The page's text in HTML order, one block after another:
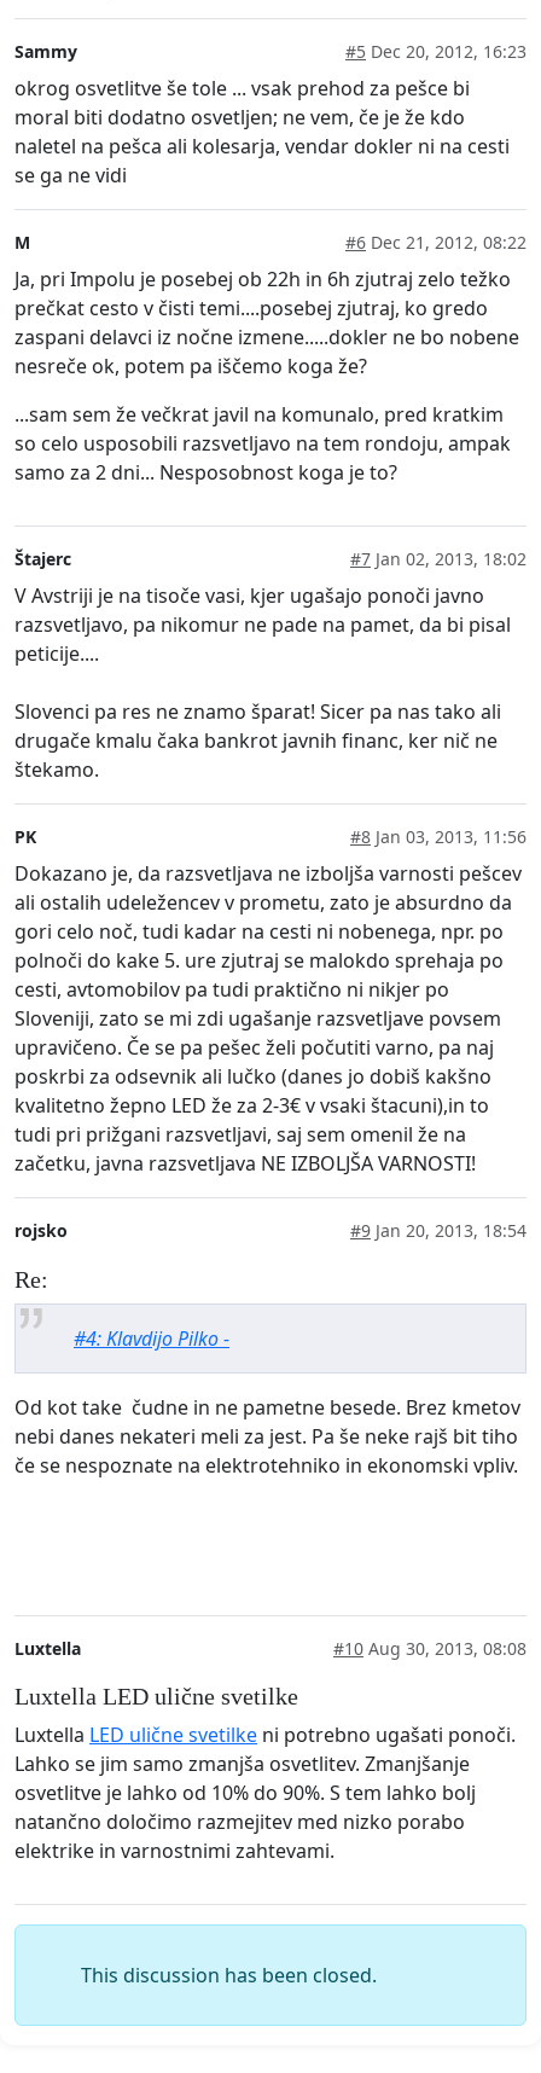
Sammy #5 Dec 20, 2012, 16:23
okrog osvetlitve še tole ... vsak prehod za pešce bi
moral biti dodatno osvetljen; ne vem, če je že kdo
naletel na pešca ali kolesarja, vendar dokler ni na cesti
se ga ne vidi
M #6 Dec 21, 2012, 08:22
Ja, pri Impolu je posebej ob 22h in 6h zjutraj zelo težko
prečkat cesto v čisti temi....posebej zjutraj, ko gredo
zaspani delavci iz nočne izmene.....dokler ne bo nobene
nesreče ok, potem pa iščemo koga že?
...sam sem že večkrat javil na komunalo, pred kratkim
so celo usposobili razsvetljavo na tem rondoju, ampak
samo za 2 dni... Nesposobnost koga je to?
Štajerc #7 Jan 02, 2013, 18:02
V Avstriji je na tisoče vasi, kjer ugašajo ponoči javno
razsvetljavo, pa nikomur ne pade na pamet, da bi pisal
peticije....
Slovenci pa res ne znamo šparat! Sicer pa nas tako ali
drugače kmalu čaka bankrot javnih financ, ker nič ne
štekamo.
PK #8 Jan 03, 2013, 11:56
Dokazano je, da razsvetljava ne izboljša varnosti pešcev
ali ostalih udeležencev v prometu, zato je absurdno da
gori celo noč, tudi kadar na cesti ni nobenega, npr. po
polnoči do kake 5. ure zjutraj se malokdo sprehaja po
cesti, avtomobilov pa tudi praktično ni nikjer po
Sloveniji, zato se mi zdi ugašanje razsvetljave povsem
upravičeno. Če se pa pešec želi počutiti varno, pa naj
poskrbi za odsevnik ali lučko (danes jo dobiš kakšno
kvalitetno žepno LED že za 2-3€ v vsaki štacuni),in to
tudi pri prižgani razsvetljavi, saj sem omenil že na
začetku, javna razsvetljava NE IZBOLJŠA VARNOSTI!
rojsko #9 Jan 20, 2013, 18:54
Re:
#4: Klavdijo Pilko -
Od kot take čudne in ne pametne besede. Brez kmetov
nebi danes nekateri meli za jest. Pa še neke rajš bit tiho
če se nespoznate na elektrotehniko in ekonomski vpliv.
Luxtella #10 Aug 30, 2013, 08:08
Luxtella LED ulične svetilke
Luxtella LED ulične svetilke ni potrebno ugašati ponoči.
Lahko se jim samo zmanjša osvetlitev. Zmanjšanje
osvetlitve je lahko od 10% do 90%. S tem lahko bolj
natančno določimo razmejitev med nizko porabo
elektrike in varnostnimi zahtevami.
This discussion has been closed.